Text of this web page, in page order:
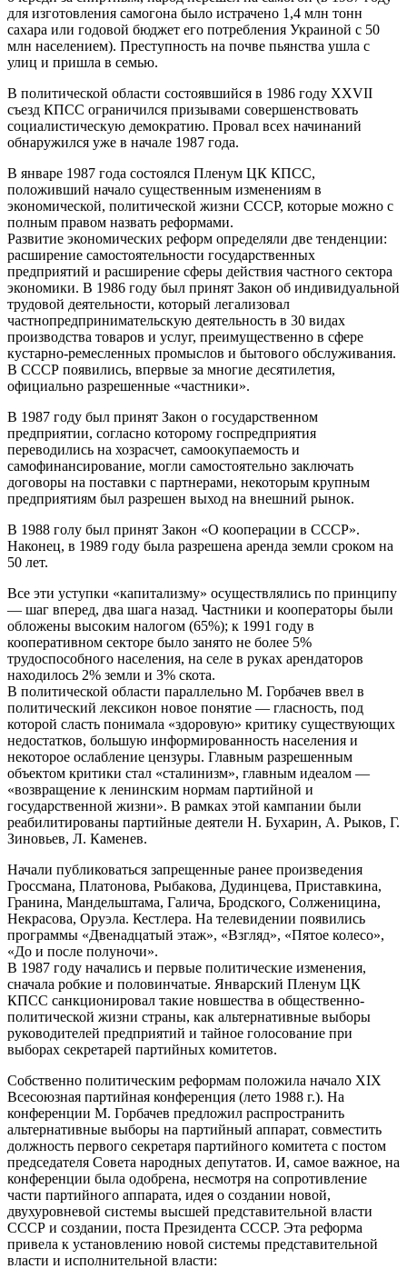
для изготовления самогона было истрачено 1,4 млн тонн
сахара или годовой бюджет его потребления Украиной с 50
млн населением). Преступность на почве пьянства ушла с
улиц и пришла в семью.
В политической области состоявшийся в 1986 году XXVII
съезд КПСС ограничился призывами совершенствовать
социалистическую демократию. Провал всех начинаний
обнаружился уже в начале 1987 года.
В январе 1987 года состоялся Пленум ЦК КПСС,
положивший начало существенным изменениям в
экономической, политической жизни СССР, которые можно с
полным правом назвать реформами.
Развитие экономических реформ определяли две тенденции:
расширение самостоятельности государственных
предприятий и расширение сферы действия частного сектора
экономики. В 1986 году был принят Закон об индивидуальной
трудовой деятельности, который легализовал
частнопредпринимательскую деятельность в 30 видах
производства товаров и услуг, преимущественно в сфере
кустарно-ремесленных промыслов и бытового обслуживания.
В СССР появились, впервые за многие десятилетия,
официально разрешенные «частники».
В 1987 году был принят Закон о государственном
предприятии, согласно которому госпредприятия
переводились на хозрасчет, самоокупаемость и
самофинансирование, могли самостоятельно заключать
договоры на поставки с партнерами, некоторым крупным
предприятиям был разрешен выход на внешний рынок.
В 1988 голу был принят Закон «О кооперации в СССР».
Наконец, в 1989 году была разрешена аренда земли сроком на
50 лет.
Все эти уступки «капитализму» осуществлялись по принципу
— шаг вперед, два шага назад. Частники и кооператоры были
обложены высоким налогом (65%); к 1991 году в
кооперативном секторе было занято не более 5%
трудоспособного населения, на селе в руках арендаторов
находилось 2% земли и 3% скота.
В политической области параллельно М. Горбачев ввел в
политический лексикон новое понятие — гласность, под
которой сласть понимала «здоровую» критику существующих
недостатков, большую информированность населения и
некоторое ослабление цензуры. Главным разрешенным
объектом критики стал «сталинизм», главным идеалом —
«возвращение к ленинским нормам партийной и
государственной жизни». В рамках этой кампании были
реабилитированы партийные деятели Н. Бухарин, А. Рыков, Г.
Зиновьев, Л. Каменев.
Начали публиковаться запрещенные ранее произведения
Гроссмана, Платонова, Рыбакова, Дудинцева, Приставкина,
Гранина, Мандельштама, Галича, Бродского, Солженицина,
Некрасова, Оруэла. Кестлера. На телевидении появились
программы «Двенадцатый этаж», «Взгляд», «Пятое колесо»,
«До и после полуночи».
В 1987 году начались и первые политические изменения,
сначала робкие и половинчатые. Январский Пленум ЦК
КПСС санкционировал такие новшества в общественно-
политической жизни страны, как альтернативные выборы
руководителей предприятий и тайное голосование при
выборах секретарей партийных комитетов.
Собственно политическим реформам положила начало XIX
Всесоюзная партийная конференция (лето 1988 г.). На
конференции М. Горбачев предложил распространить
альтернативные выборы на партийный аппарат, совместить
должность первого секретаря партийного комитета с постом
председателя Совета народных депутатов. И, самое важное, на
конференции была одобрена, несмотря на сопротивление
части партийного аппарата, идея о создании новой,
двухуровневой системы высшей представительной власти
СССР и создании, поста Президента СССР. Эта реформа
привела к установлению новой системы представительной
власти и исполнительной власти: